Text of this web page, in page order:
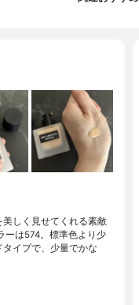
しく見せてくれる素敵
ーは574。標準色より少
イプで、少量でかな